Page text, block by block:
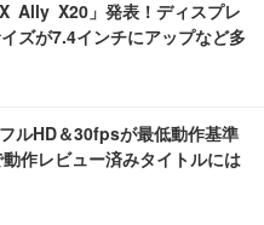
Ally X20」発表！ディスプレ
ズが7.4インチにアップなど多
ルHD＆30fpsが最低動作基準
作レビュー済みタイトルには